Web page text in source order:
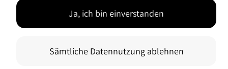
Ja, ich bin einverstanden
Sämtliche Datennutzung ablehnen